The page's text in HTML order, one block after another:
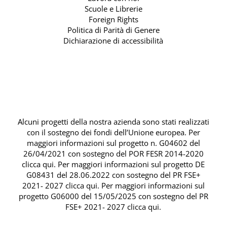
Scuole e Librerie
Foreign Rights
Politica di Parità di Genere
Dichiarazione di accessibilità
Alcuni progetti della nostra azienda sono stati realizzati
con il sostegno dei fondi dell’Unione europea. Per
maggiori informazioni sul progetto n. G04602 del
26/04/2021 con sostegno del POR FESR 2014-2020
clicca qui. Per maggiori informazioni sul progetto DE
G08431 del 28.06.2022 con sostegno del PR FSE+
2021- 2027 clicca qui. Per maggiori informazioni sul
progetto G06000 del 15/05/2025 con sostegno del PR
FSE+ 2021- 2027 clicca qui.